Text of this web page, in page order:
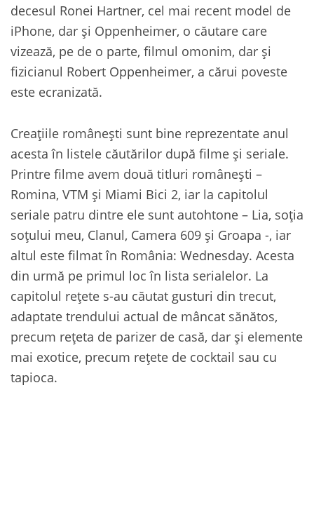
decesul Ronei Hartner, cel mai recent model de
iPhone, dar și Oppenheimer, o căutare care
vizează, pe de o parte, filmul omonim, dar și
fizicianul Robert Oppenheimer, a cărui poveste
este ecranizată.
Creațiile românești sunt bine reprezentate anul
acesta în listele căutărilor după filme și seriale.
Printre filme avem două titluri românești –
Romina, VTM și Miami Bici 2, iar la capitolul
seriale patru dintre ele sunt autohtone – Lia, soția
soțului meu, Clanul, Camera 609 și Groapa -, iar
altul este filmat în România: Wednesday. Acesta
din urmă pe primul loc în lista serialelor. La
capitolul rețete s-au căutat gusturi din trecut,
adaptate trendului actual de mâncat sănătos,
precum rețeta de parizer de casă, dar și elemente
mai exotice, precum rețete de cocktail sau cu
tapioca.